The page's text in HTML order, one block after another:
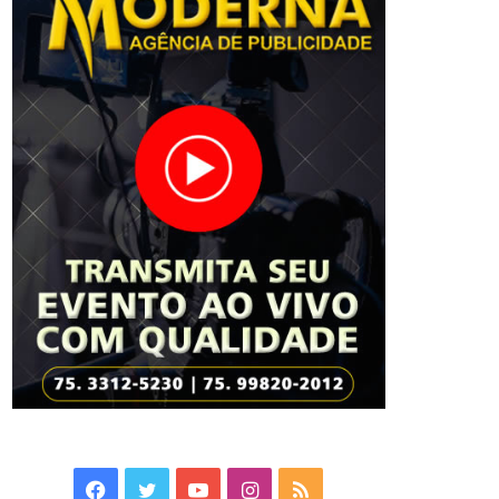
Facebook
TwitterYouTubeInstagram
RSS